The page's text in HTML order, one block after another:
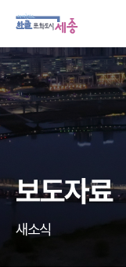
보도자료
새소식